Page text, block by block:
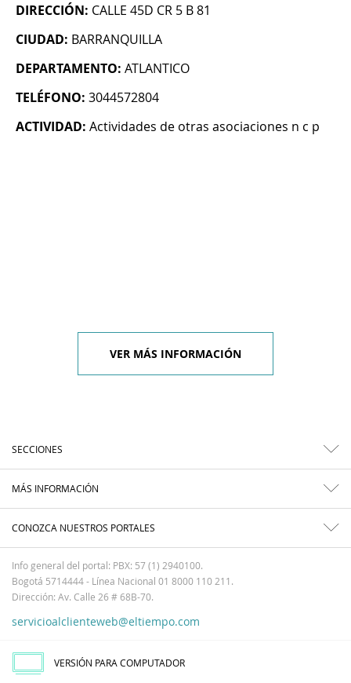
DIRECCIÓN: CALLE 45D CR 5 B 81
CIUDAD: BARRANQUILLA
DEPARTAMENTO: ATLANTICO
TELÉFONO: 3044572804
ACTIVIDAD: Actividades de otras asociaciones n c p
VER MÁS INFORMACIÓN
SECCIONES
MÁS INFORMACIÓN
CONOZCA NUESTROS PORTALES
Info general del portal: PBX: 57 (1) 2940100.
Bogotá 5714444 - Línea Nacional 01 8000 110 211.
Dirección: Av. Calle 26 # 68B-70.
servicioalclienteweb@eltiempo.com
VERSIÓN PARA COMPUTADOR